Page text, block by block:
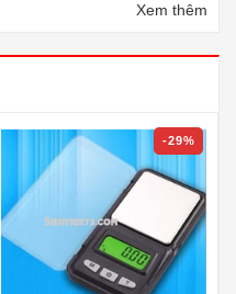
Xem thêm
-29%